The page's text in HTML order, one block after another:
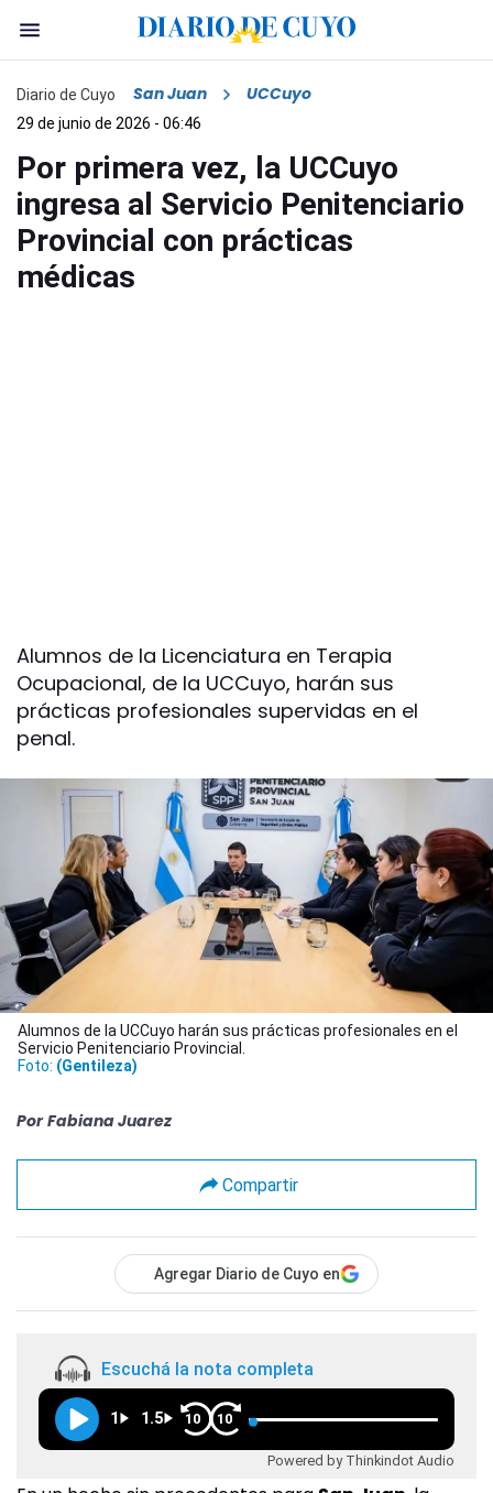
Diario de Cuyo San Juan UCCuyo
29 de junio de 2026 - 06:46
Por primera vez, la UCCuyo
ingresa al Servicio Penitenciario
Provincial con prácticas
médicas
Alumnos de la Licenciatura en Terapia
Ocupacional, de la UCCuyo, harán sus
prácticas profesionales supervidas en el
penal.
Alumnos de la UCCuyo harán sus prácticas profesionales en el
Servicio Penitenciario Provincial.
Foto: (Gentileza)
Por Fabiana Juarez
Compartir
Agregar Diario de Cuyo en
Escuchá la nota completa
1 1.5 10 10
Powered by Thinkindot Audio